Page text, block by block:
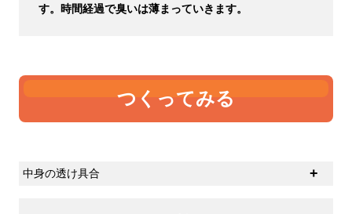
す。時間経過で臭いは薄まっていきます。
つくってみる
中身の透け具合